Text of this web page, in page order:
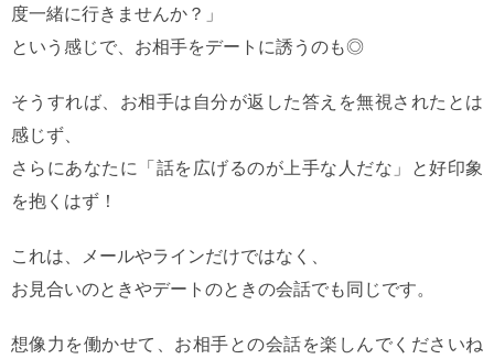
度一緒に行きませんか？」
という感じで、お相手をデートに誘うのも◎
そうすれば、お相手は自分が返した答えを無視されたとは
感じず、
さらにあなたに「話を広げるのが上手な人だな」と好印象
を抱くはず！
これは、メールやラインだけではなく、
お見合いのときやデートのときの会話でも同じです。
想像力を働かせて、お相手との会話を楽しんでくださいね